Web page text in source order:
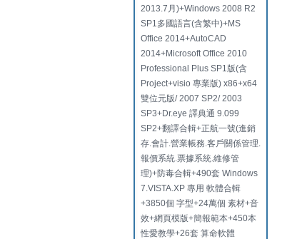
2013.7月)+Windows 2008 R2
SP1多國語言(含繁中)+MS
Office 2014+AutoCAD
2014+Microsoft Office 2010
Professional Plus SP1版(含
Project+visio 專業版) x86+x64
雙位元版/ 2007 SP2/ 2003
SP3+Dr.eye 譯典通 9.099
SP2+翻譯合輯+正航一號(進銷
存.會計.營業帳務.客戶關係管理.
報價系統.票據系統.維修管
理)+防毒合輯+490套 Windows
7.VISTA.XP 專用 軟體合輯
+3850個 字型+24萬個 素材+音
效+網頁模版+簡報範本+450本
性愛教學+26套 算命軟體